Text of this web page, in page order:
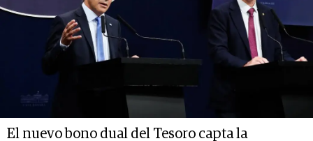
El nuevo bono dual del Tesoro capta la